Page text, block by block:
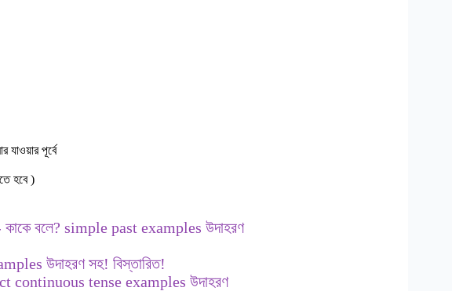
যাওয়ার পূর্বে
হবে )
বলে? simple past examples উদাহরণ
উদাহরণ সহ! বিস্তারিত!
continuous tense examples উদাহরণ